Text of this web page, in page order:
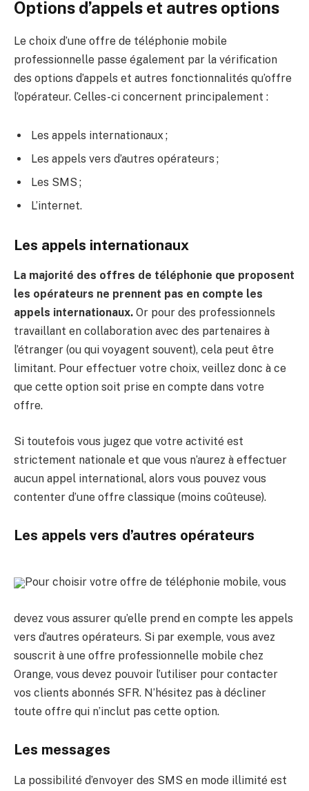
Options d’appels et autres options
Le choix d’une offre de téléphonie mobile
professionnelle passe également par la vérification
des options d’appels et autres fonctionnalités qu’offre
l’opérateur. Celles-ci concernent principalement :
Les appels internationaux ;
Les appels vers d’autres opérateurs ;
Les SMS ;
L’internet.
Les appels internationaux
La majorité des offres de téléphonie que proposent
les opérateurs ne prennent pas en compte les
appels internationaux. Or pour des professionnels
travaillant en collaboration avec des partenaires à
l’étranger (ou qui voyagent souvent), cela peut être
limitant. Pour effectuer votre choix, veillez donc à ce
que cette option soit prise en compte dans votre
offre.
Si toutefois vous jugez que votre activité est
strictement nationale et que vous n’aurez à effectuer
aucun appel international, alors vous pouvez vous
contenter d’une offre classique (moins coûteuse).
Les appels vers d’autres opérateurs
Pour choisir votre offre de téléphonie mobile, vous
devez vous assurer qu’elle prend en compte les appels
vers d’autres opérateurs. Si par exemple, vous avez
souscrit à une offre professionnelle mobile chez
Orange, vous devez pouvoir l’utiliser pour contacter
vos clients abonnés SFR. N’hésitez pas à décliner
toute offre qui n’inclut pas cette option.
Les messages
La possibilité d’envoyer des SMS en mode illimité est